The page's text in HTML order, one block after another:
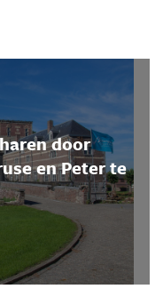
door
en Peter te